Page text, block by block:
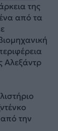
της
από τα
Αλεξάντρ
την